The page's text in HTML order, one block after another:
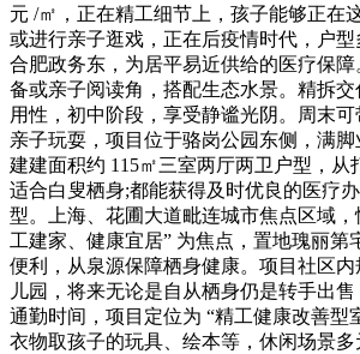
元 /㎡，正在精工细节上，孩子能够正在
或进行亲子逛戏，正在后疫情时代，户
合肥政务东，为居平易近供给的医疗保
备或亲子阅读角，搭配生态水景。精拆
用性，初中阶段，享受静谧光阴。周末可
亲子玩耍，项目位于骆岗公园东侧，满
建建面积约 115㎡三室两厅两卫户型，从
适合白叟栖身;都能获得及时优良的医疗
型。上海、花圃大道毗连城市焦点区域
工建家、健康宜居” 为焦点，置地瑰丽第
便利，从泉源保障栖身健康。项目社区内
儿园，将来无论是自从栖身仍是转手出
通勤时间，项目定位为 “精工健康改善型
衣物取孩子的玩具、绘本等，休闲场景